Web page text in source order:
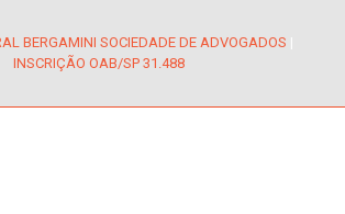
BERGAMINI SOCIEDADE DE ADVOGADOS |
INSCRIÇÃO OAB/SP 31.488